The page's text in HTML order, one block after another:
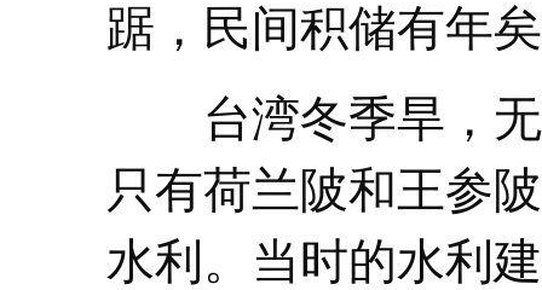
踞，民间积储有年
台湾冬季旱，无
只有荷兰陂和王参
水利。当时的水利